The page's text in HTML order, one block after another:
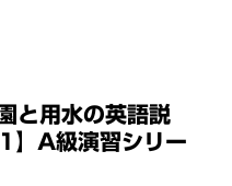
と用水の英語説
】A級演習シリー